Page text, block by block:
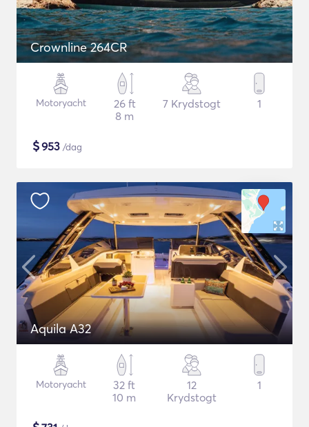
Crownline 264CR
Motoryacht
26 ft
8 m
7 Krydstogt 1
$953 /dag
Aquila A32
Motoryacht
32 ft
10 m
12
Krydstogt
1